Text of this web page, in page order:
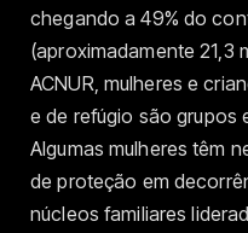
chegando a 49% do
(aproximadamente 21,3
ACNUR, mulheres e
e de refúgio são grupos
Algumas mulheres têm
de proteção em
núcleos familiares